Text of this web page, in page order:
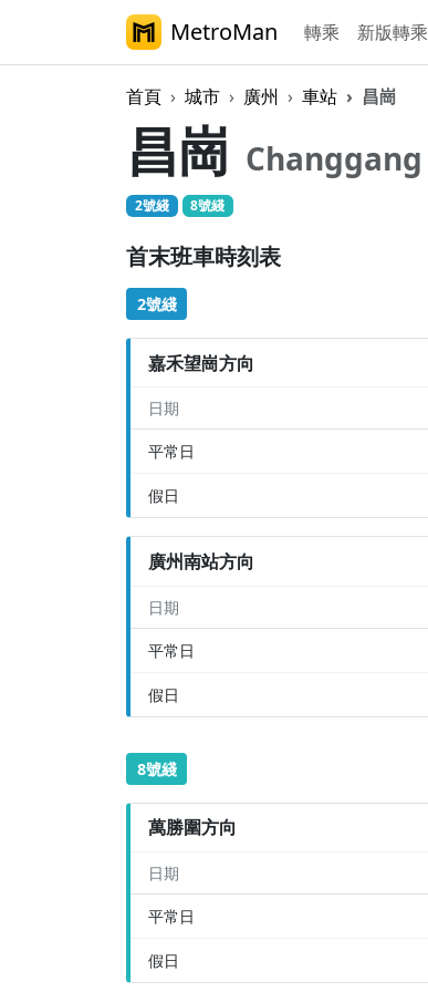
MetroMan 轉乘 新版轉乘
首頁 城市 廣州 車站 昌崗
昌崗 Changgang
2號綫 8號綫
首末班車時刻表
2號綫
嘉禾望崗方向
日期
平常日
假日
廣州南站方向
日期
平常日
假日
8號綫
萬勝圍方向
日期
平常日
假日